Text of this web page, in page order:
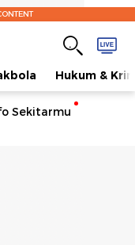
Hukum &
Sekitarmu